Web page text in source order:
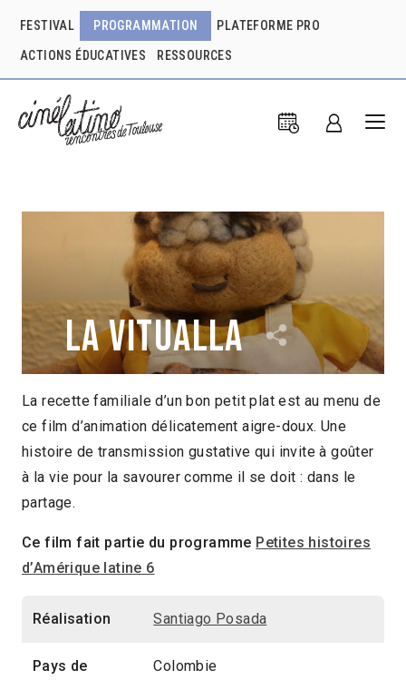
FESTIVAL PROGRAMMATION PLATEFORME PRO
ACTIONS ÉDUCATIVES RESSOURCES
La Vitualla
Santiago Posada Colombie 2023
9min
La recette familiale d’un bon petit plat est au menu de
ce film d’animation délicatement aigre-doux. Une
histoire de transmission gustative qui invite à goûter
à la vie pour la savourer comme il se doit : dans le
partage.
Ce film fait partie du programme Petites histoires
d’Amérique latine 6
Réalisation Santiago Posada
Pays de
Colombie